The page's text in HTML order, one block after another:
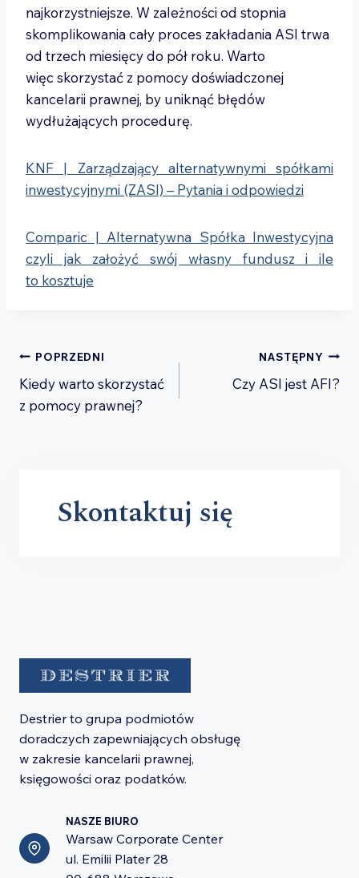
najkorzystniejsze. W zależności od stopnia
skomplikowania cały proces zakładania ASI trwa
od trzech miesięcy do pół roku. Warto
więc skorzystać z pomocy doświadczonej
kancelarii prawnej, by uniknąć błędów
wydłużających procedurę.
KNF | Zarządzający alternatywnymi spółkami
inwestycyjnymi (ZASI) – Pytania i odpowiedzi
Comparic | Alternatywna Spółka Inwestycyjna
czyli jak założyć swój własny fundusz i ile
to kosztuje
Nawigacja
wpisu
POPRZEDNI
Kiedy warto skorzystać
z pomocy prawnej?
NASTĘPNY
Czy ASI jest AFI?
Skontaktuj się
Destrier to grupa podmiotów
doradczych zapewniających obsługę
w zakresie kancelarii prawnej,
księgowości oraz podatków.
NASZE BIURO
Warsaw Corporate Center
ul. Emilii Plater 28